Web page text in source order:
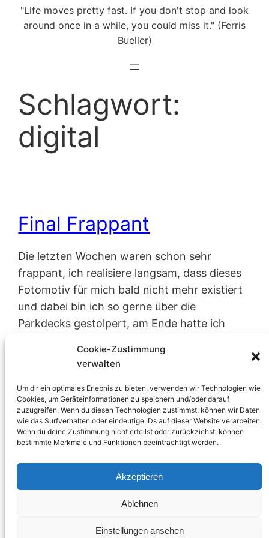
Cookie-Zustimmung
verwalten
Um dir ein optimales Erlebnis zu bieten, verwenden wir Technologien wie
Cookies, um Geräteinformationen zu speichern und/oder darauf
zuzugreifen. Wenn du diesen Technologien zustimmst, können wir Daten
wie das Surfverhalten oder eindeutige IDs auf dieser Website verarbeiten.
Wenn du deine Zustimmung nicht erteilst oder zurückziehst, können
bestimmte Merkmale und Funktionen beeinträchtigt werden.
Akzeptieren
Ablehnen
Einstellungen ansehen
"Life moves pretty fast. If you don't stop and look
around once in a while, you could miss it." (Ferris
Bueller)
Schlagwort:
digital
Final Frappant
Die letzten Wochen waren schon sehr
frappant, ich realisiere langsam, dass dieses
Fotomotiv für mich bald nicht mehr existiert
und dabei bin ich so gerne über die
Parkdecks gestolpert, am Ende hatte ich
und habe im letzten Jahr mit all erdenklichen
März 2010, haben…
Stephan 8. März 2010
Photographie
altona, digital, frappant, hamburg, Nikon D40
Proudly Powered byWordPress